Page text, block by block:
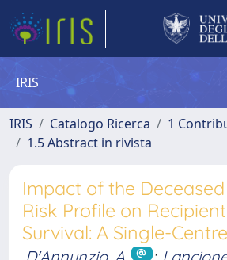
IRIS
IRIS Catalogo Ricerca
1
1.5 Abstract in rivista
Impact of the
Risk Profile on
Survival: A Single-